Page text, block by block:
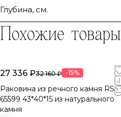
Глубина, см.
Похожие товары
27 336 ₽32 160 ₽ -15%
Раковина из речного камня RS-
65599 43*40*15 из натурального
камня